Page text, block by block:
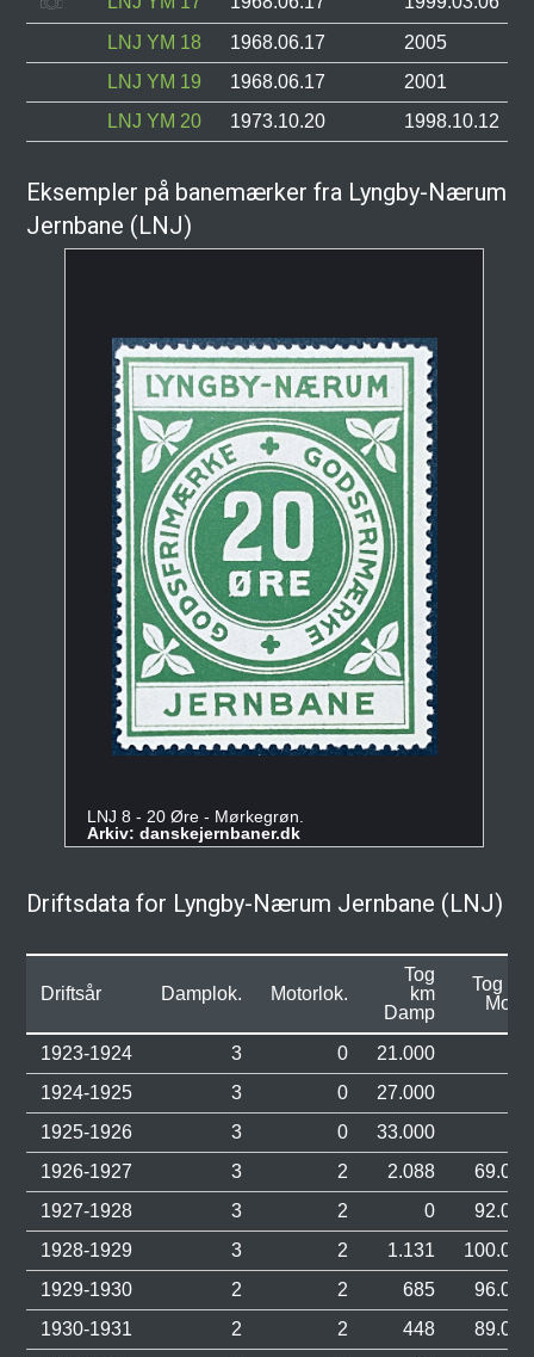
LNJ YM 18
1968.06.17
2005
LNJ YM 19
1968.06.17
2001
LNJ YM 20
1973.10.20 1998.10.12
Eksempler på banemærker fra Lyngby-Nærum
Jernbane (LNJ)
LNJ 8 - 20 Øre - Mørkegrøn.
Arkiv: danskejernbaner.dk
Driftsdata for Lyngby-Nærum Jernbane (LNJ)
Driftsår Damplok. Motorlok.
Tog
km
Damp
Tog km
Motor
1923-1924 3 0 21.000
1924-1925
3 0 27.000
1925-1926
3 0 33.000
1926-1927
3 2 2.088
69.000
1927-1928
3 2 0
92.000
1928-1929
3 2 1.131
100.000
1929-1930
2 2 685
96.000
1930-1931
2 2 448
89.000